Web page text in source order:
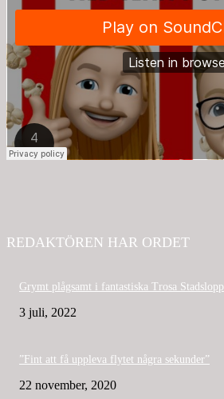
REDAKTÖREN HAR ORDET
Grymt plågsamt i fantastiska Trosa Stadslopp
3 juli, 2022
”Fint att få uppleva flytet några sekunder”
22 november, 2020